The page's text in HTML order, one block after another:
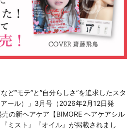
ど”モテ”と”自分らしさ”を追求したスタ
ール）」3月号（2026年2月12日発
の新ヘアケア【BIMORE ヘアケアシル
ミスト』『オイル』が掲載されまし